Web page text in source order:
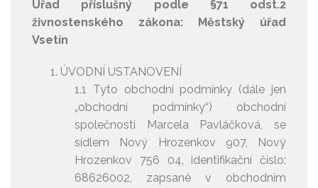
Úřad příslušný podle §71 odst.2
živnostenského zákona: Městský úřad
Vsetín
ÚVODNÍ USTANOVENÍ
1.1 Tyto obchodní podmínky (dále jen
„obchodní podmínky“) obchodní
společnosti Marcela Pavláčková, se
sídlem Nový Hrozenkov 907, Nový
Hrozenkov 756 04, identifikační číslo:
68626002, zapsané v obchodním